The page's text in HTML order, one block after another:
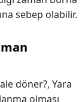
sebep olabilir.
döner?, Yara
olması